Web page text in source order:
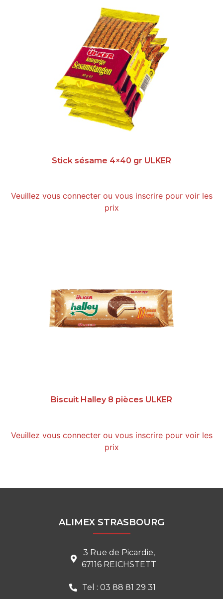
Stick sésame 4×40 gr ULKER
Veuillez vous connecter ou vous inscrire pour voir les
prix
Biscuit Halley 8 pièces ULKER
Veuillez vous connecter ou vous inscrire pour voir les
prix
ALIMEX STRASBOURG
3 Rue de Picardie,
67116 REICHSTETT
Tel : 03 88 81 29 31